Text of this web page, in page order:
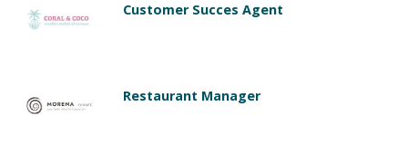
Customer Succes Agent
Restaurant Manager